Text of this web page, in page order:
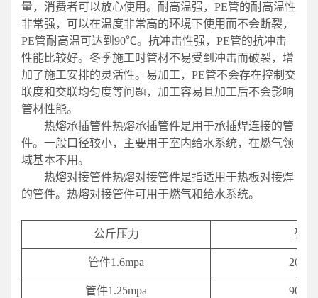
量，消费者可以放心使用。耐高温强，PE管的耐高温性
非常强，可以在温度非常高的环境下使用而不会断裂，
PE管耐高温可达到90℃。抗冲击性强，PE管的抗冲击
性能比较好。冬季施工时管材不易受到冲击而破裂，增
加了施工安排的灵活性。易加工，PE管不会存在控制交
联度和交联均匀度等问题，加工容易且加工后不会影响
管材性能。
热熔承插管件热熔承插管件是用于承插焊连接的管
件。一般口径较小，主要用于室内给水系统，在燃气领
域基本不用。
热熔对接管件热熔对接管件是指适用于热板对接焊
的管件。热熔对接管件可用于燃气和给水系统。
公斤压力 型号
管件1.6mpa 20-
管件1.25mpa 90-